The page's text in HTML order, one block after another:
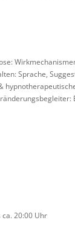
Sprache,
20:00 Uhr